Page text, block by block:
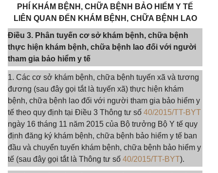
PHÍ KHÁM BỆNH, CHỮA BỆNH BẢO HIỂM Y TẾ
LIÊN QUAN ĐẾN KHÁM BỆNH, CHỮA BỆNH LAO
Điều 3. Phân tuyến cơ sở khám bệnh, chữa bệnh
thực hiện khám bệnh, chữa bệnh lao đối với người
tham gia bảo hiểm y tế
1. Các cơ sở khám bệnh, chữa bệnh tuyến xã và tương
đương (sau đây gọi tắt là tuyến xã) thực hiện khám
bệnh, chữa bệnh lao đối với người tham gia bảo hiểm y
tế theo quy định tại Điều 3 Thông tư số 40/2015/TT-BYT
ngày 16 tháng 11 năm 2015 của Bộ trưởng Bộ Y tế quy
định đăng ký khám bệnh, chữa bệnh bảo hiểm y tế ban
đầu và chuyển tuyến khám bệnh, chữa bệnh bảo hiểm y
tế (sau đây gọi tắt là Thông tư số 40/2015/TT-BYT).